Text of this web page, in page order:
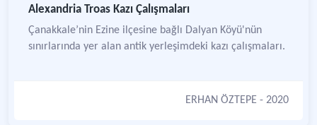
Alexandria Troas Kazı Çalışmaları
Çanakkale’nin Ezine ilçesine bağlı Dalyan Köyü'nün
sınırlarında yer alan antik yerleşimdeki kazı çalışmaları.
ERHAN ÖZTEPE - 2020